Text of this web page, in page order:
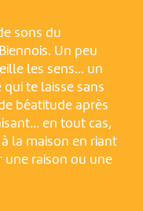
sons du
Un peu
les sens… un
te laisse sans
béatitude après
en tout cas,
la maison en riant
une raison ou une